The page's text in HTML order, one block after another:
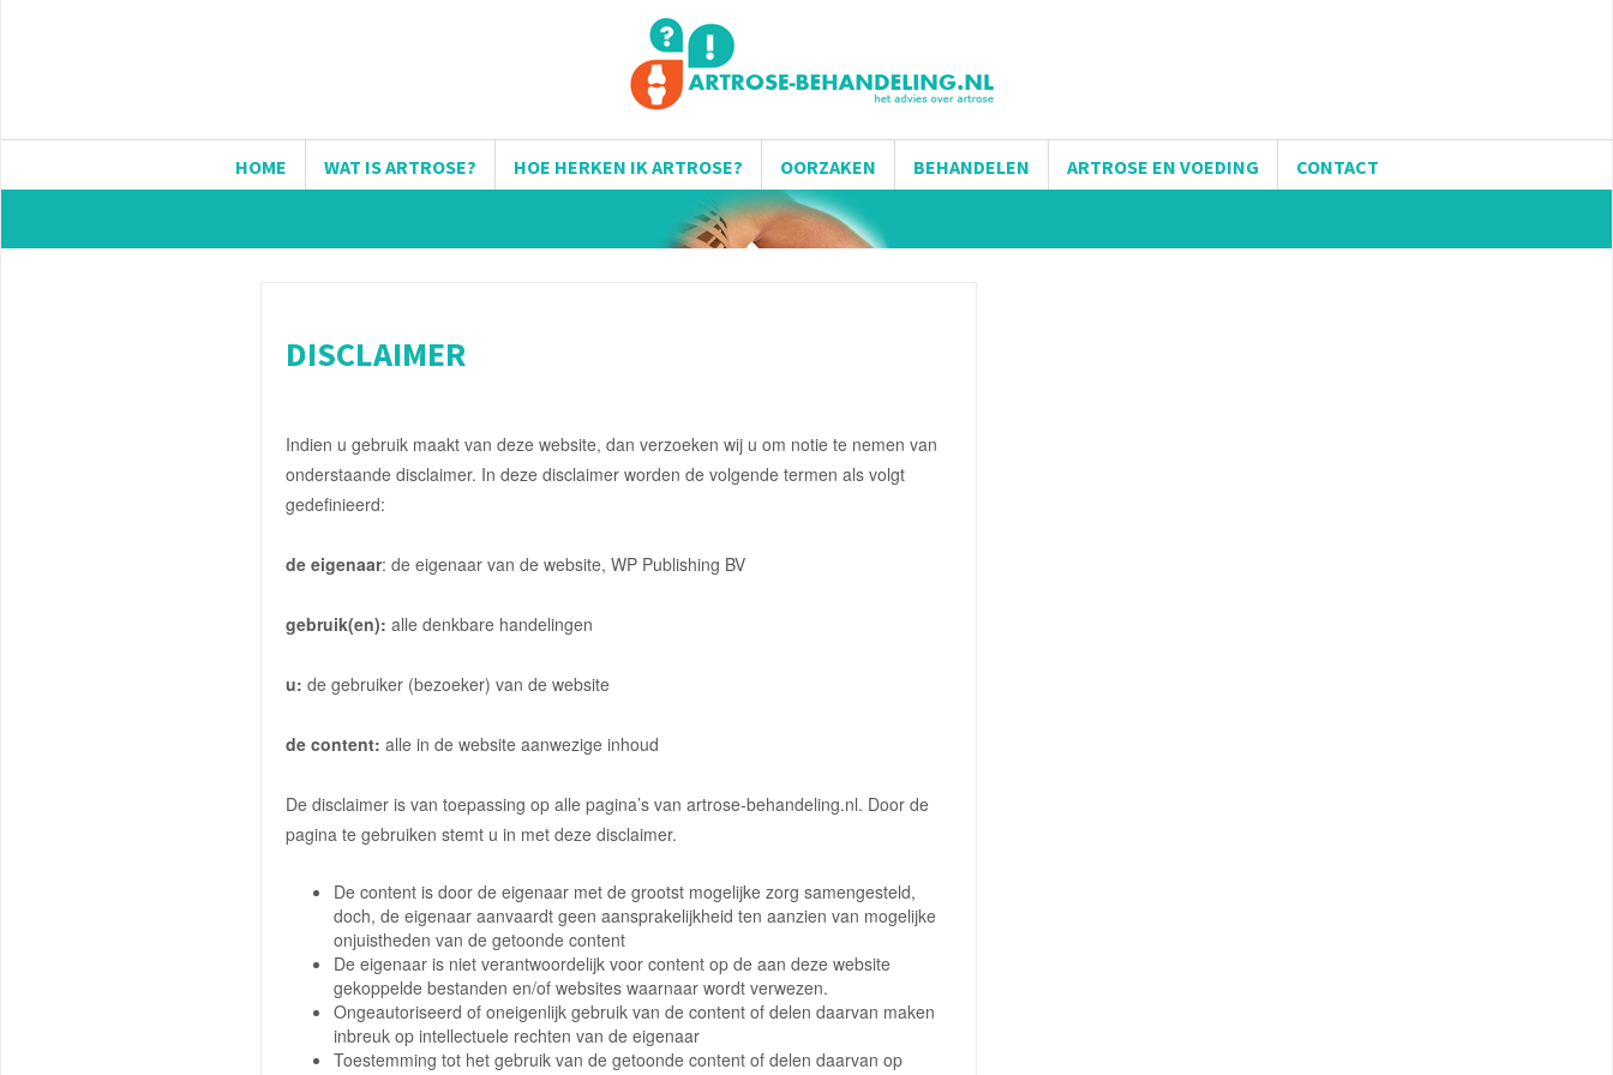
HOME WAT IS ARTROSE? HOE HERKEN IK ARTROSE? OORZAKEN BEHANDELEN ARTROSE EN VOEDING CONTACT
DISCLAIMER
Indien u gebruik maakt van deze website, dan verzoeken wij u om notie te nemen van
onderstaande disclaimer. In deze disclaimer worden de volgende termen als volgt
gedefinieerd:
de eigenaar: de eigenaar van de website, WP Publishing BV
gebruik(en): alle denkbare handelingen
u: de gebruiker (bezoeker) van de website
de content: alle in de website aanwezige inhoud
De disclaimer is van toepassing op alle pagina’s van artrose-behandeling.nl. Door de
pagina te gebruiken stemt u in met deze disclaimer.
De content is door de eigenaar met de grootst mogelijke zorg samengesteld,
doch, de eigenaar aanvaardt geen aansprakelijkheid ten aanzien van mogelijke
onjuistheden van de getoonde content
De eigenaar is niet verantwoordelijk voor content op de aan deze website
gekoppelde bestanden en/of websites waarnaar wordt verwezen.
Ongeautoriseerd of oneigenlijk gebruik van de content of delen daarvan maken
inbreuk op intellectuele rechten van de eigenaar
Toestemming tot het gebruik van de getoonde content of delen daarvan op